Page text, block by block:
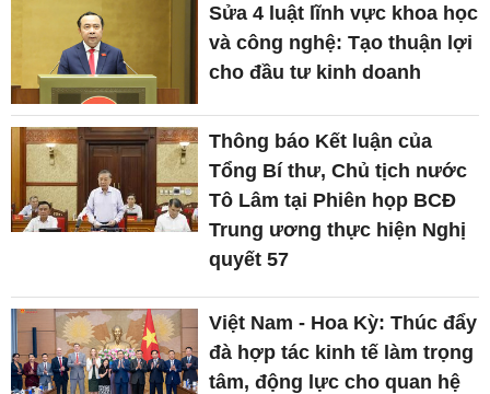
Sửa 4 luật lĩnh vực khoa học
và công nghệ: Tạo thuận lợi
cho đầu tư kinh doanh
Thông báo Kết luận của
Tổng Bí thư, Chủ tịch nước
Tô Lâm tại Phiên họp BCĐ
Trung ương thực hiện Nghị
quyết 57
Việt Nam - Hoa Kỳ: Thúc đẩy
đà hợp tác kinh tế làm trọng
tâm, động lực cho quan hệ